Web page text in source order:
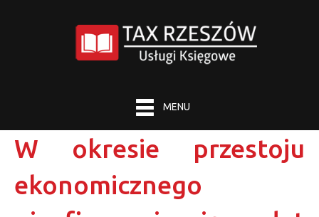
MENU
W okresie przestoju
ekonomicznego